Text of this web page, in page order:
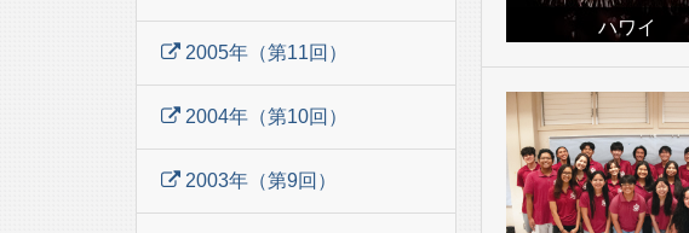
2005年（第11回）
2004年（第10回）
2003年（第9回）
ハワイ